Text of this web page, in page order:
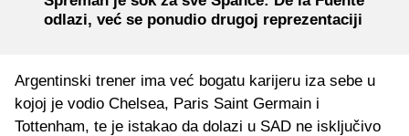
odlazi, već se ponudio drugoj reprezentaciji
Argentinski trener ima već bogatu karijeru iza sebe u
kojoj je vodio Chelsea, Paris Saint Germain i
Tottenham, te je istakao da dolazi u SAD ne isključivo